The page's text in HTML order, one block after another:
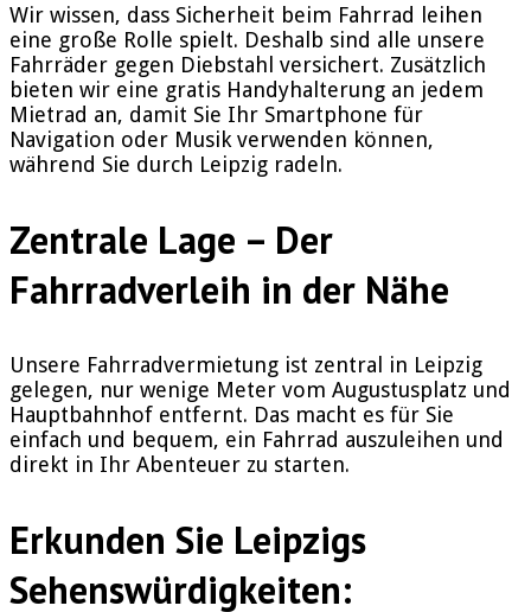
Wir wissen, dass Sicherheit beim Fahrrad leihen
eine große Rolle spielt. Deshalb sind alle unsere
Fahrräder gegen Diebstahl versichert. Zusätzlich
bieten wir eine gratis Handyhalterung an jedem
Mietrad an, damit Sie Ihr Smartphone für
Navigation oder Musik verwenden können,
während Sie durch Leipzig radeln.
Zentrale Lage – Der
Fahrradverleih in der Nähe
Unsere Fahrradvermietung ist zentral in Leipzig
gelegen, nur wenige Meter vom Augustusplatz und
Hauptbahnhof entfernt. Das macht es für Sie
einfach und bequem, ein Fahrrad auszuleihen und
direkt in Ihr Abenteuer zu starten.
Erkunden Sie Leipzigs
Sehenswürdigkeiten: